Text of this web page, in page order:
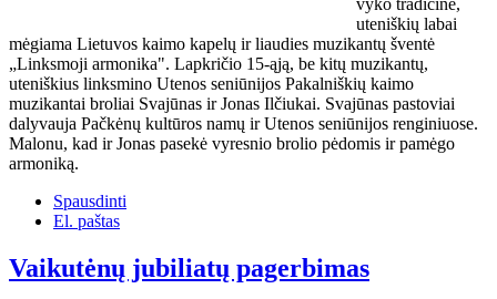
vyko tradicinė,
uteniškių labai
mėgiama Lietuvos kaimo kapelų ir liaudies muzikantų šventė
„Linksmoji armonika". Lapkričio 15-ąją, be kitų muzikantų,
uteniškius linksmino Utenos seniūnijos Pakalniškių kaimo
muzikantai broliai Svajūnas ir Jonas Ilčiukai. Svajūnas pastoviai
dalyvauja Pačkėnų kultūros namų ir Utenos seniūnijos renginiuose.
Malonu, kad ir Jonas pasekė vyresnio brolio pėdomis ir pamėgo
armoniką.
Spausdinti
El. paštas
Vaikutėnų jubiliatų pagerbimas